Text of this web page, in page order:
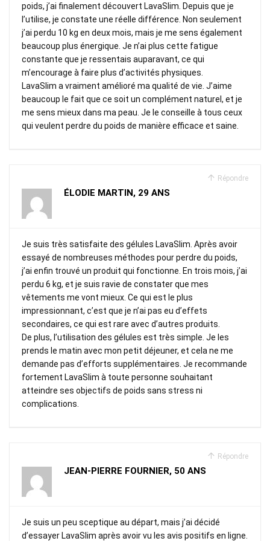
poids, j’ai finalement découvert LavaSlim. Depuis que je
l’utilise, je constate une réelle différence. Non seulement
j’ai perdu 10 kg en deux mois, mais je me sens également
beaucoup plus énergique. Je n’ai plus cette fatigue
constante que je ressentais auparavant, ce qui
m’encourage à faire plus d’activités physiques.
LavaSlim a vraiment amélioré ma qualité de vie. J’aime
beaucoup le fait que ce soit un complément naturel, et je
me sens mieux dans ma peau. Je le conseille à tous ceux
qui veulent perdre du poids de manière efficace et saine.
Répondre
ÉLODIE MARTIN, 29 ANS
Je suis très satisfaite des gélules LavaSlim. Après avoir
essayé de nombreuses méthodes pour perdre du poids,
j’ai enfin trouvé un produit qui fonctionne. En trois mois, j’ai
perdu 6 kg, et je suis ravie de constater que mes
vêtements me vont mieux. Ce qui est le plus
impressionnant, c’est que je n’ai pas eu d’effets
secondaires, ce qui est rare avec d’autres produits.
De plus, l’utilisation des gélules est très simple. Je les
prends le matin avec mon petit déjeuner, et cela ne me
demande pas d’efforts supplémentaires. Je recommande
fortement LavaSlim à toute personne souhaitant
atteindre ses objectifs de poids sans stress ni
complications.
Répondre
JEAN-PIERRE FOURNIER, 50 ANS
Je suis un peu sceptique au départ, mais j’ai décidé
d’essayer LavaSlim après avoir vu les avis positifs en ligne.